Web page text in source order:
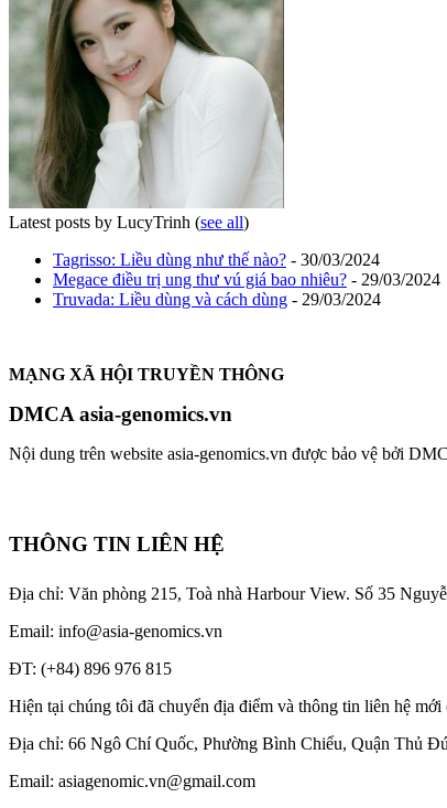
Latest posts by LucyTrinh (see all)
Tagrisso: Liều dùng như thế nào? - 30/03/2024
Megace điều trị ung thư vú giá bao nhiêu? - 29/03/2024
Truvada: Liều dùng và cách dùng - 29/03/2024
MẠNG XÃ HỘI TRUYỀN THÔNG
DMCA asia-genomics.vn
Nội dung trên website asia-genomics.vn được bảo vệ bởi
THÔNG TIN LIÊN HỆ
Địa chỉ: Văn phòng 215, Toà nhà Harbour View. Số 35
Email: info@asia-genomics.vn
ĐT: (+84) 896 976 815
Hiện tại chúng tôi đã chuyển địa điểm và thông tin liên hệ mới
Địa chỉ: 66 Ngô Chí Quốc, Phường Bình Chiểu, Quận Thủ
Email: asiagenomic.vn@gmail.com